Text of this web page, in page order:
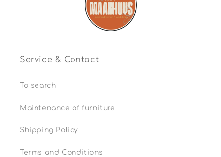
Service & Contact
To search
Maintenance of furniture
Shipping Policy
Terms and Conditions